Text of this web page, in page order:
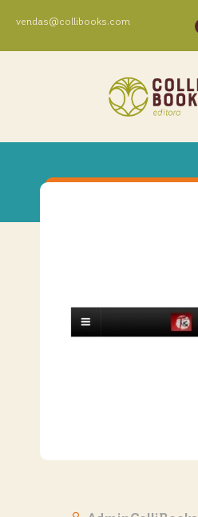
vendas@collibooks.com